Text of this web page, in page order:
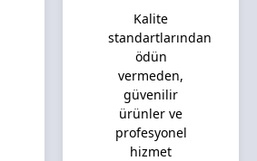
Kalite
standartlarından
ödün
vermeden,
güvenilir
ürünler ve
profesyonel
hizmet